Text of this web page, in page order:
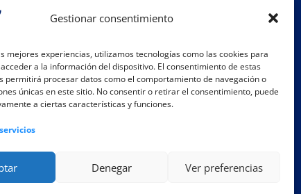
Gestionar consentimiento
mejores experiencias, utilizamos tecnologías como las cookies para
a la información del dispositivo. El consentimiento de estas
permitirá procesar datos como el comportamiento de navegación o
únicas en este sitio. No consentir o retirar el consentimiento, puede
a ciertas características y funciones.
Denegar Ver preferencias
de Información